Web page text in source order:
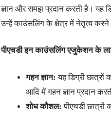
ज्ञान और समझ प्रदान करती है। यह
उन्हें काउंसलिंग के क्षेत्र में नेतृत्व करने
पीएचडी इन काउंसलिंग एजुकेशन के
गहन ज्ञान: यह डिग्री छात्रों
आदि में गहन ज्ञान प्रदान
शोध कौशल: पीएचडी